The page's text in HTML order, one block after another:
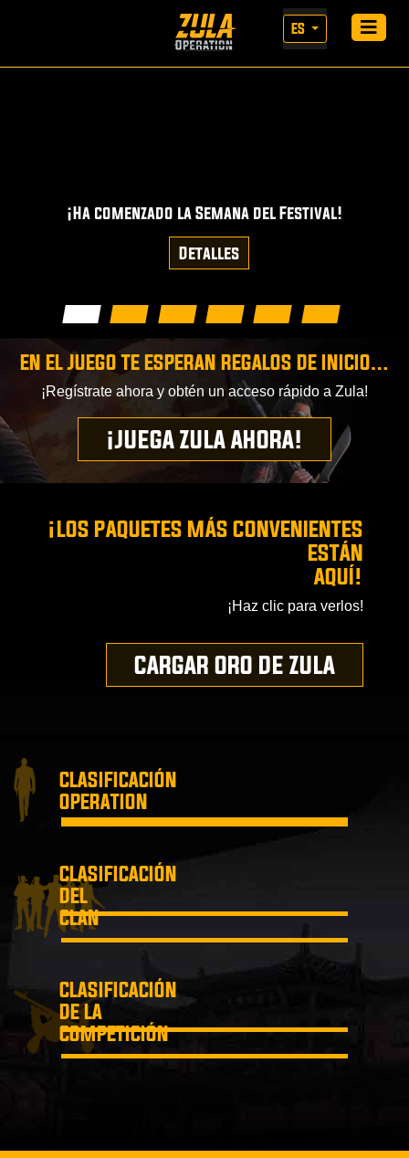
ES
¡Ha comenzado la Semana del Festival!
Detalles
EN EL JUEGO TE ESPERAN REGALOS DE INICIO…
¡Regístrate ahora y obtén un acceso rápido a Zula!
¡JUEGA ZULA AHORA!
¡LOS PAQUETES MÁS CONVENIENTES
ESTÁN
AQUÍ!
¡Haz clic para verlos!
CARGAR ORO DE ZULA
CLASIFICACIÓN
OPERATION
CLASIFICACIÓN
DEL
CLAN
CLASIFICACIÓN
DE LA
COMPETICIÓN